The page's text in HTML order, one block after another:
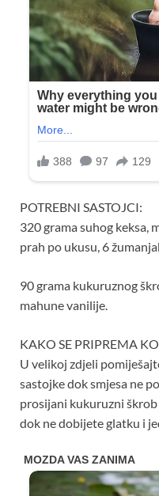
POTREBNI SASTOJCI:
320 grama suhog keksa,
prah po ukusu, 6
90 grama kukuruznog
mahune vanilije.
KAKO SE PRIPREMA
U velikoj zdjeli
sastojke dok smjesa ne
prosijani kukuruzni
dok ne dobijete glatku i